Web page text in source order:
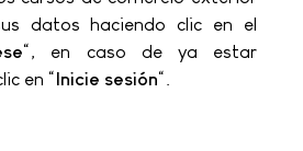
datos haciendo clic en el
“, en caso de ya estar
en “ Inicie sesión“.